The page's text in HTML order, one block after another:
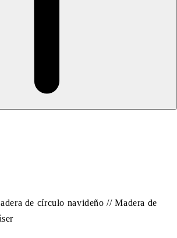
de círculo navideño // Madera de